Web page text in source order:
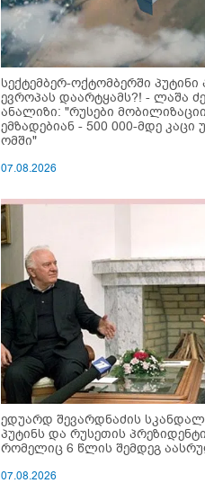
სექტემბერ-ოქტომბერში
ევროპას დაარტყამს?! - ლაშა
ანალიზი: "რუსები
ემზადებიან - 500 000-მდე კაცი
ომში"
07.08.2026
ედუარდ შევარდნაძის
პუტინს და რუსეთის
რომელიც 6 წლის შემდეგ
07.08.2026